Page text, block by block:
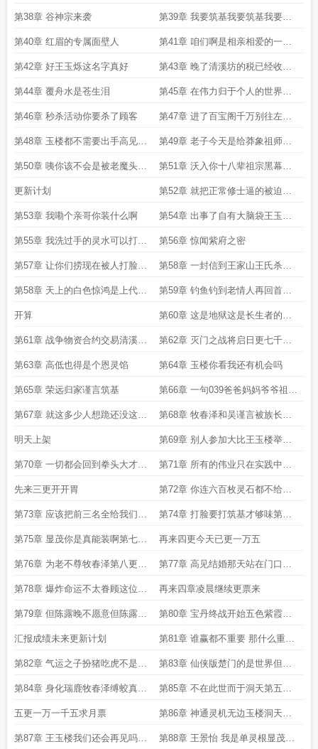
笑话传了几千几万年
第38章 谷神宗来袭 第39章 我要筑基我要筑基我要筑
基
第40章 红眉的专属面壁人 第41章 咱们啊是相亲相爱的一家
人
第42章 好王玉烁这名字真好 第43章 晚了清溪坊的税已经收到
十几年后了
第44章 覆舟水是苍生泪 第45章 在伟力归于个人的世界中
方法论认识论的哲学创新简陋的可
怜
第46章 秒杀活动你要杀了顾客 第47章 进了百宝阁千万别往左边
看
第48章 玉楼都不需要出手高见就
低下了嚣张的头
第49章 老子今天是给莽象祖师面
子
第50章 咦你该不会是被老魔头夺
舍了吧
第51章 沃入你十八辈祖宗黑幕肯
定有黑幕
更新计划 第52章 就把正常修士逼的被迫与
劫修共舞
第53章 我嘞个亲哥你装什么啊 第54章 出事了自有大脑袋王玉楼
负责
第55章 我洗过手的灵水可以打包
带走吗
第56章 惊闻紫府之密
第57章 让你们捞现在被人打脸了
还手都还不了
第58章 一封信到王家山王氏杀神
再出山
第58章 天上的白色惊鸿是上代王
氏天才的豪情
第59章 钓鱼钓到老情人再回首已
百年身
开算 第60章 这是地狱这是长生者的养
殖场日更8000求月票
第61章 战争物资合约交易清溪坊
赛马盛会
第62章 灭门之战将启日更七千五
求月票
第63章 高低也得是个恩灵馅 第64章 玉楼你看我还有机会吗
第65章 荣远归家谨言筑基 第66章 一句039爸爸妈妈爷爷祖师
039我要事业就要拱手让人
第67章 就这多少人想跪还没这门
子呢
第68章 牧春泽和吴谨言被族长砍
得连脚后跟都没有了
明天上架 第69章 别人参加大比王玉楼举行
大比第一更开始热身
第70章 一切都会回到拳头大才是
硬道理的点上第二更渐入佳境
第71章 所有的伟业只在实践中创
造第三更手拿把掐
先来三更开开胃 第72章 你连六百枚灵石都不给我
第四更码道小成
第73章 应该把前三名全给我们王
氏的人第五更日万拿下码道大成
第74章 打脸要打筑基才够味第六
更码道大圆满
第75章 显茂你是真能装啊第七更
我意凌云
再来四更今天已更一万五
第76章 为老不尊牧春泽第八更我
还能继续写
第77章 高见结婚那天站在门口听
镇守修士教小妾道法第九更票来
第78章 爆炸命运不太眷顾这位母
亲第十更我还要写
再来四章凌晨继续更票来
第79章 但陈露晚不愿意但陈露晚
不接受第十一更我还在码字
第80章 宝丹终战开始五色紫霞气
第十二更极限了
汇报成绩未来更新计划 第81章 谁赢都不重要 那什么重要
第一更
第82章 气运之子扮猪吃虎不是有
大修士在编剧本第二更
第83章 仙侠版楚门的是世界但玉
楼是楚门第三更
第84章 身化瑞鹿牧春泽缚蛟真人
盘云间第四更
第85章 不在此世而于洞天第五更
日更一万一千五求月票
五更一万一千五求月票 第86章 神通灵机无边玉楼洞天八
问第一更
第87章 王玉楼我们还会再见吗第 第88章 王景怡 我是单灵根显茂你